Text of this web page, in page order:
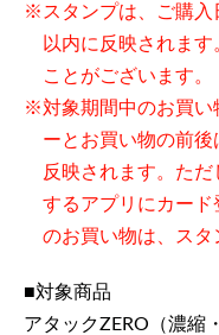
スタンプは、ご購
以内に反映されま
ことがございます。
対象期間中のお買い
ーとお買い物の前
反映されます。た
するアプリにカード
のお買い物は、スタ
■対象商品
アタックZERO（濃縮